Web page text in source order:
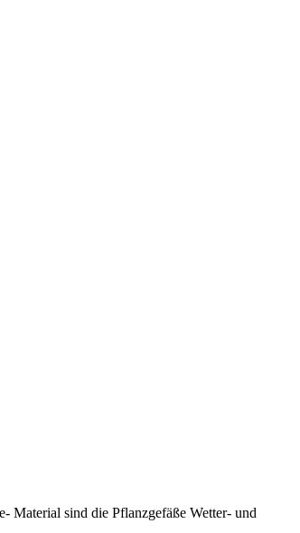
Material sind die Pflanzgefäße Wetter- und